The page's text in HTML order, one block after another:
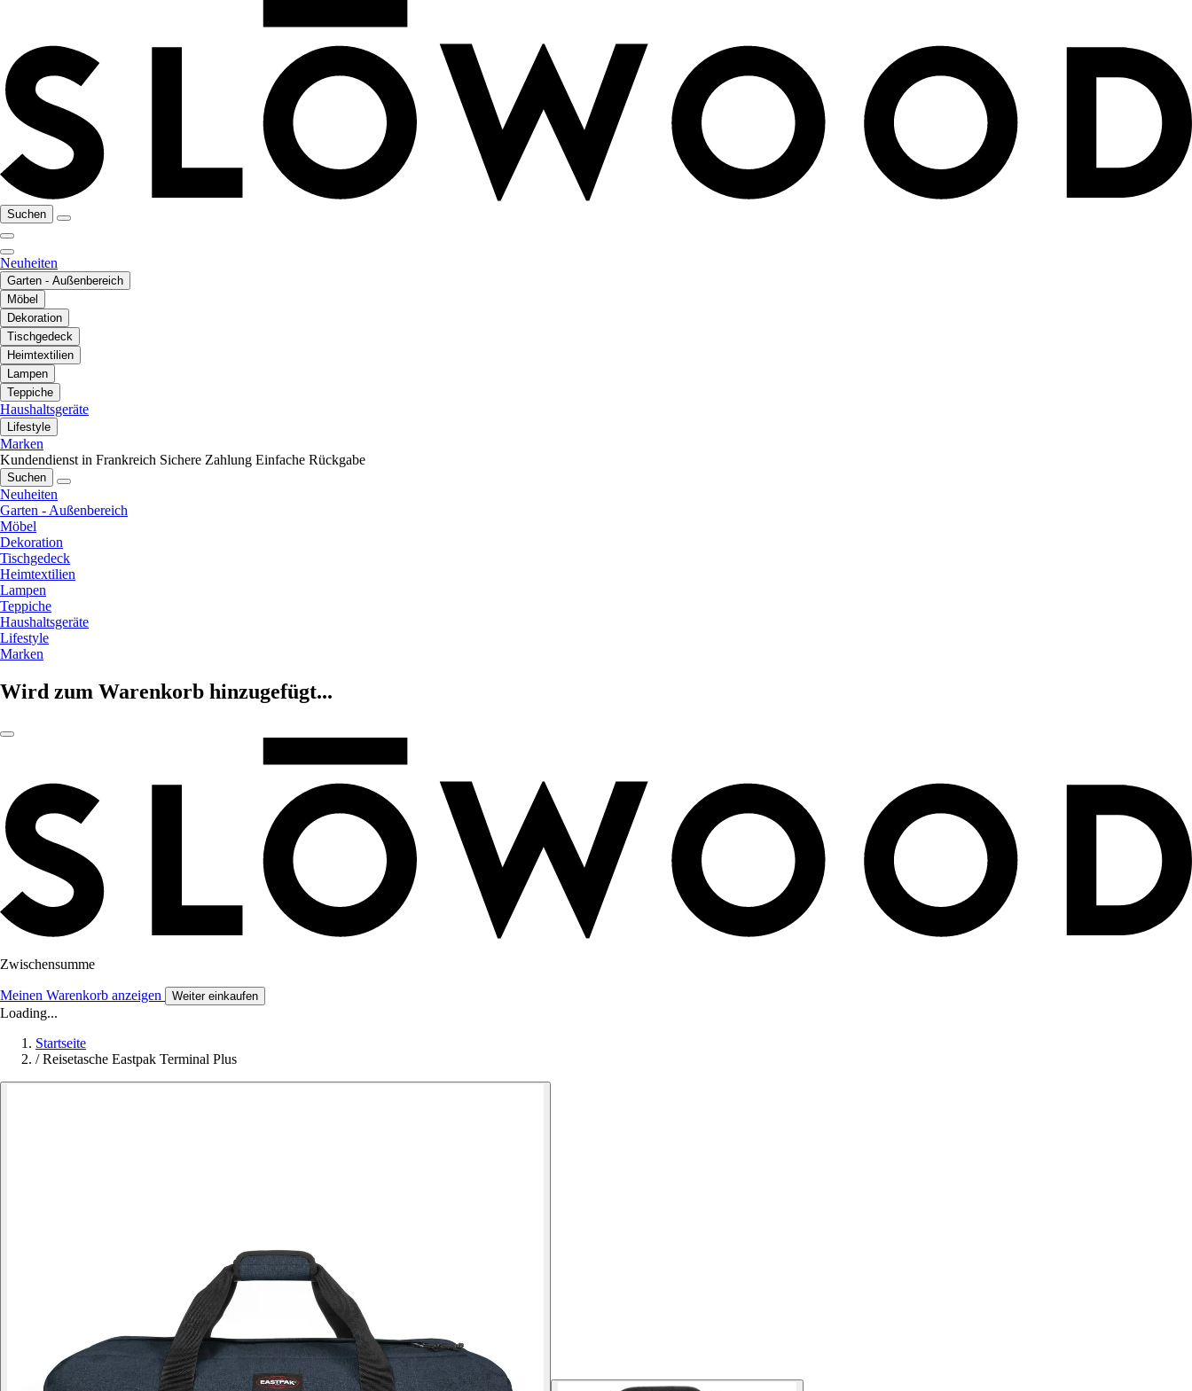
Suchen
Neuheiten
Garten - Außenbereich
Möbel
Dekoration
Tischgedeck
Heimtextilien
Lampen
Teppiche
Haushaltsgeräte
Lifestyle
Marken
Kundendienst in Frankreich Sichere Zahlung Einfache Rückgabe
Suchen
Neuheiten
Garten - Außenbereich
Möbel
Dekoration
Tischgedeck
Heimtextilien
Lampen
Teppiche
Haushaltsgeräte
Lifestyle
Marken
Wird zum Warenkorb hinzugefügt...
Zwischensumme
Meinen Warenkorb anzeigen Weiter einkaufen
Loading...
Startseite
/ Reisetasche Eastpak Terminal Plus